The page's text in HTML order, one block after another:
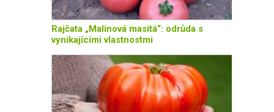
Rajčata „Malinová masitá“: odrůda s
vynikajícími vlastnostmi